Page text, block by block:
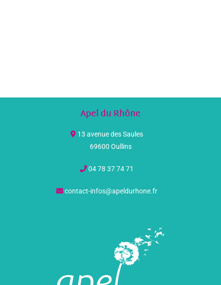
Apel du Rhône
13 avenue des Saules
69600 Oullins
04 78 37 74 71
contact-infos@apeldurhone.fr